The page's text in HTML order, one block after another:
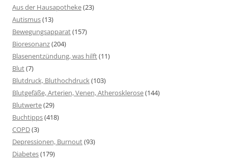
Aus der Hausapotheke(23)
Autismus(13)
Bewegungsapparat(157)
Bioresonanz(204)
Blasenentzündung, was hilft(11)
Blut(7)
Blutdruck, Bluthochdruck(103)
Blutgefäße, Arterien, Venen, Atherosklerose(144)
Blutwerte(29)
Buchtipps(418)
COPD(3)
Depressionen, Burnout(93)
Diabetes(179)